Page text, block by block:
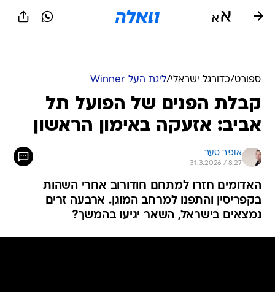
ספורט/כדורגל ישראלי/ליגת העל Winner
קבלת הפנים של הפועל תל
אביב: אזעקה באימון הראשון
אופיר סער
31.3.2026 / 8:27
האדומים חזרו למתחם חודורוב אחרי השהות
בקפריסין והתפנו למרחב המוגן. ארבעה זרים
נמצאים בישראל, השאר יגיעו בהמשך?